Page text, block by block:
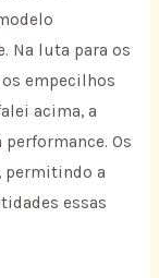
Na luta para os
empecilhos
acima, a
Os
permitindo a
essas